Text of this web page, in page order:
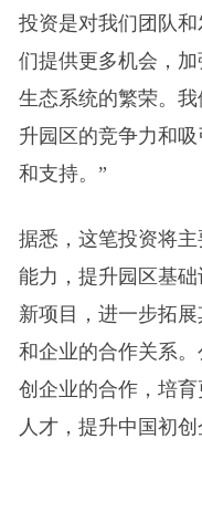
投资是对我们团队
们提供更多机会，
生态系统的繁荣。
升园区的竞争力和
和支持。”
据悉，这笔投资将
能力，提升园区基
新项目，进一步拓
和企业的合作关系
创企业的合作，培
人才，提升中国初创